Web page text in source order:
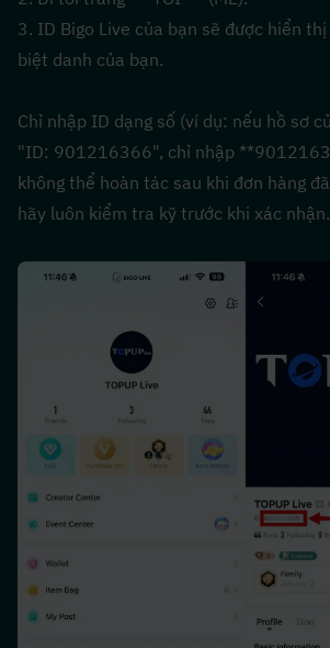
3. ID Bigo Live của bạn sẽ được hiển
biệt danh của bạn.
Chỉ nhập ID dạng số (ví dụ: nếu hồ sơ
"ID: 901216366", chỉ nhập
không thể hoàn tác sau khi đơn hàng
hãy luôn kiểm tra kỹ trước khi xác nhận.